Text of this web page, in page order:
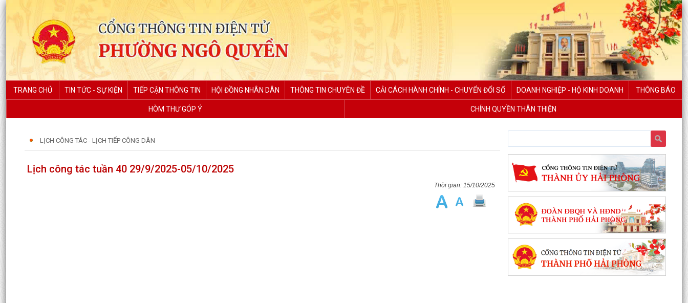
TRANG CHỦ TIN TỨC - SỰ KIỆN TIẾP CẬN THÔNG TIN HỘI ĐỒNG NHÂN DÂN THÔNG TIN CHUYÊN ĐỀ CẢI CÁCH HÀNH CHÍNH - CHUYỂN ĐỔI SỐ DOANH NGHIỆP - HỘ KINH DOANH THÔNG BÁO
HÒM THƯ GÓP Ý CHÍNH QUYỀN THÂN THIỆN
LỊCH CÔNG TÁC - LỊCH TIẾP CÔNG DÂN
Lịch công tác tuần 40 29/9/2025-05/10/2025
15/10/2025